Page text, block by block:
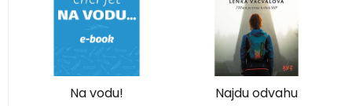
Na vodu! Najdu odvahu